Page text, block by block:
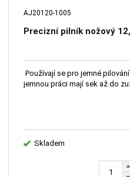
AJ20120-1005
Precizní pilník nožový
Používají se pro jemné
jemnou práci mají sek až do
Skladem